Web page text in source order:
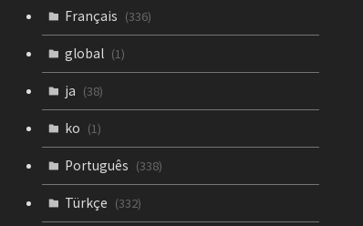
Français (336)
global (1)
ja (38)
ko (1)
Português (338)
Türkçe (332)